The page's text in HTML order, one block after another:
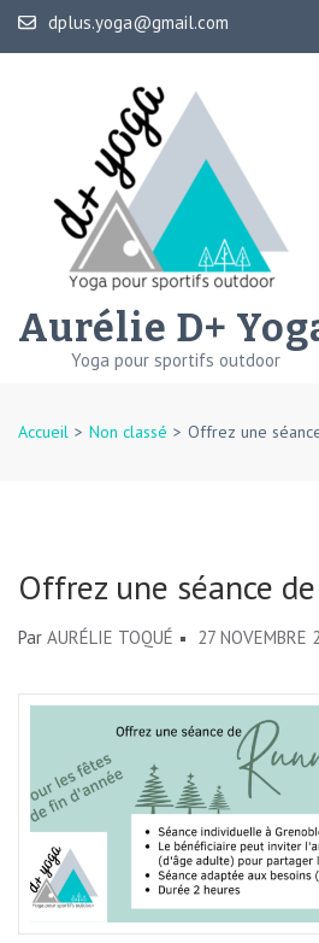
Aller
au
dplus.yoga@gmail.com
Aurélie D+
Yoga pour sportifs outdoor
Accueil > Non classé > Offrez une
Offrez une séance
Par AURÉLIE TOQUÉ 27 NOVEMBRE